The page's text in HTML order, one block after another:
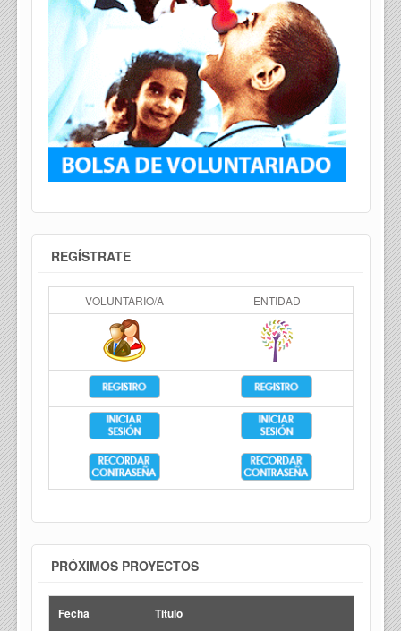
REGÍSTRATE
VOLUNTARIO/A ENTIDAD
PRÓXIMOS PROYECTOS
Fecha Titulo